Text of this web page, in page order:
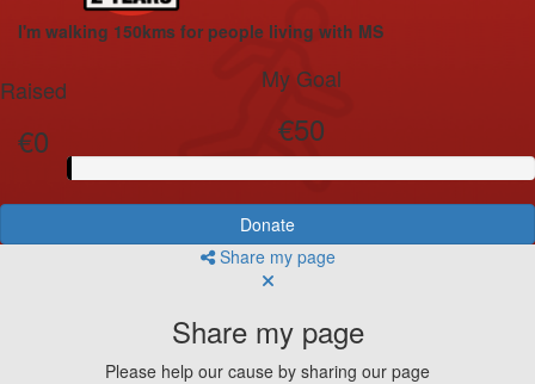
I'm walking 150kms for people living with MS
Raised
€0
My Goal
€50
Donate
Share my page
Share my page
Please help our cause by sharing our page